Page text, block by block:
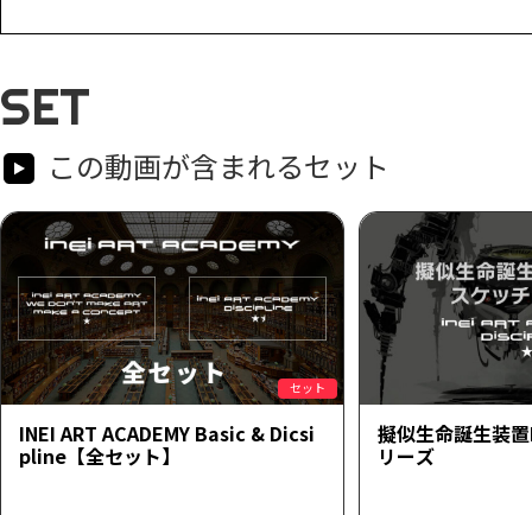
SET
この動画が含まれるセット
セット
INEI ART ACADEMY Basic & Dicsi
pline【全セット】
擬似生命誕生装
リーズ